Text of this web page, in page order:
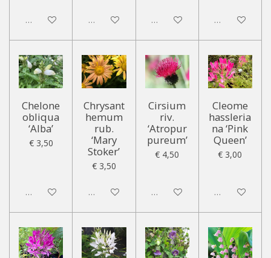
Uitgeschakeld Uitgeschakeld Uitgeschakeld Uitgeschakeld
Chelone
obliqua
‘Alba’
€ 3,50
Uitgeschakeld
Chrysant
hemum
rub.
‘Mary
Stoker’
€ 3,50
Uitgeschakeld
Cirsium
riv.
‘Atropur
pureum’
€ 4,50
Uitgeschakeld
Cleome
hassleria
na ‘Pink
Queen’
€ 3,00
Uitgeschakeld